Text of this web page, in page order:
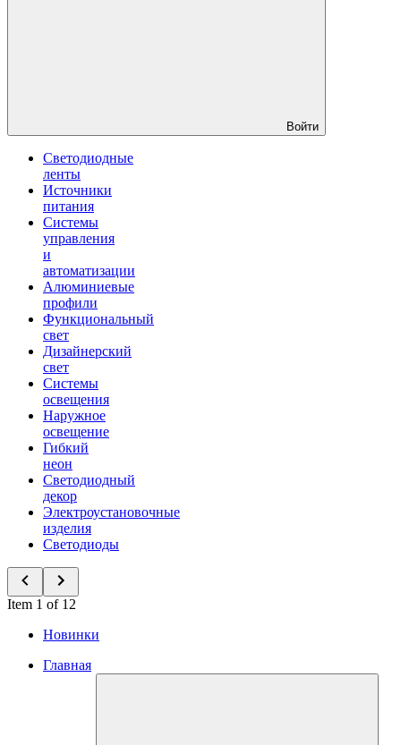
Войти
Светодиодные
ленты
Источники
питания
Системы
управления
и
автоматизации
Алюминиевые
профили
Функциональный
свет
Дизайнерский
свет
Системы
освещения
Наружное
освещение
Гибкий
неон
Светодиодный
декор
Электроустановочные
изделия
Светодиоды
Item 1 of 12
Новинки
Главная